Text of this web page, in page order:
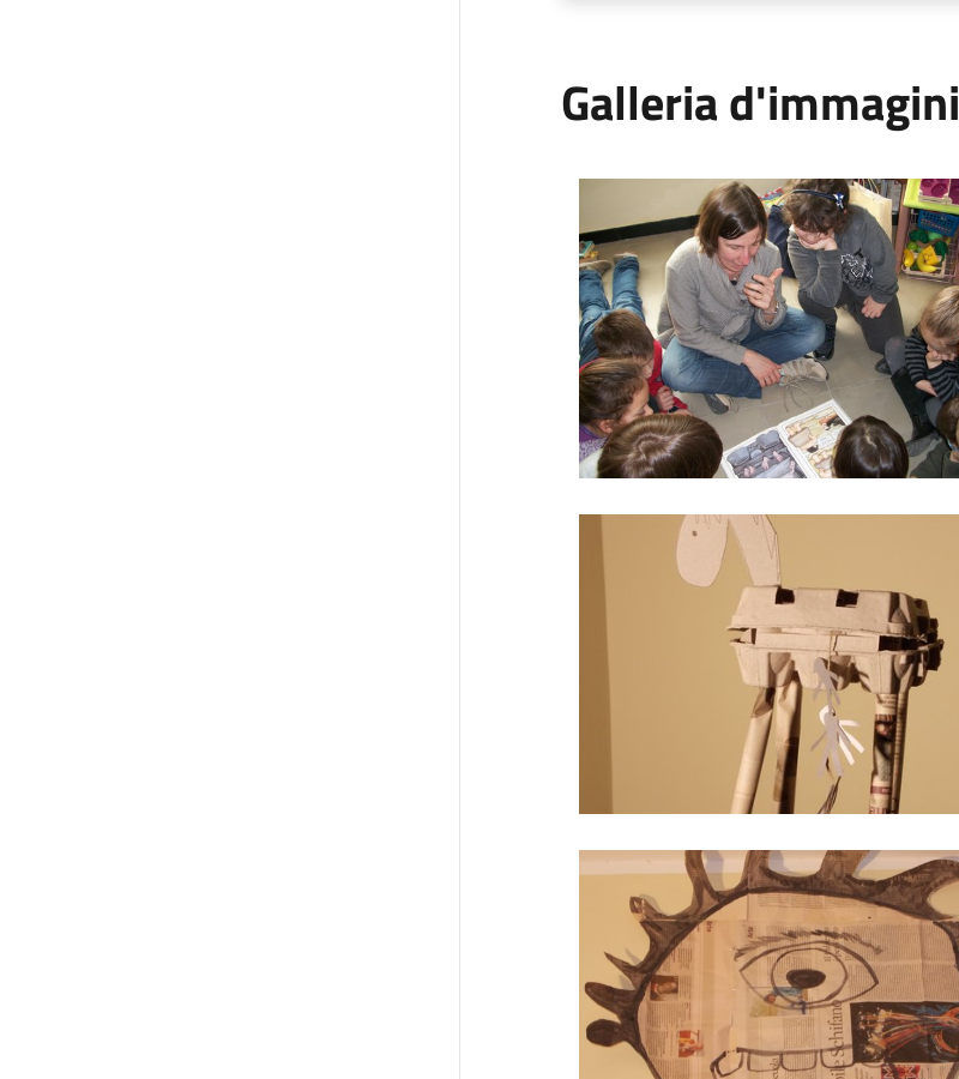
Galleria d'immagini
Leggiamo insieme a Raffaella
Con una scatola di uova
Polifemo come lo vedono i bambini